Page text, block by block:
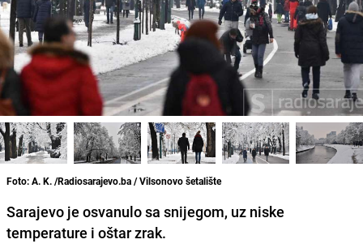
Foto: A. K. /Radiosarajevo.ba / Vilsonovo šetalište
Sarajevo je osvanulo sa snijegom, uz niske
temperature i oštar zrak.